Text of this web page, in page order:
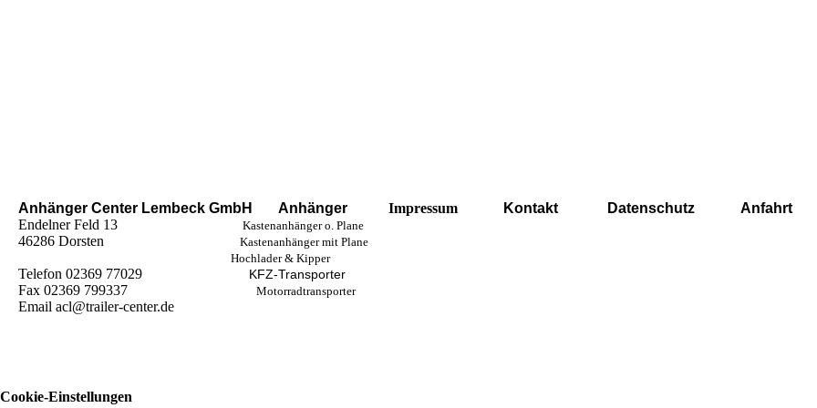
Anhänger Center Lembeck GmbH Anhänger Impressum Kontakt Datenschutz
Anfahrt
Endelner Feld 13
Kastenanhänger o. Plane
46286 Dorsten
Kastenanhänger mit Plane
Hochlader & Kipper
Telefon 02369 77029 KFZ-Transporter
Fax 02369 799337 Motorradtransporter
Email acl@trailer-center.de
Cookie-Einstellungen